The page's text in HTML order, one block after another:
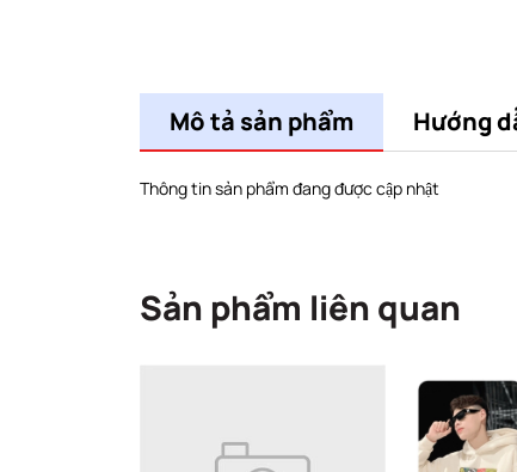
Mô tả sản phẩm Hướng
Thông tin sản phẩm đang được cập nhật
Sản phẩm liên quan